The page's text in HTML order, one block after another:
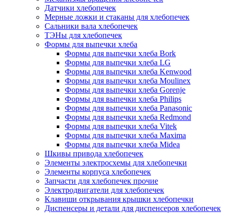
Датчики хлебопечек
Мерные ложки и стаканы для хлебопечек
Сальники вала хлебопечек
ТЭНы для хлебопечек
Формы для выпечки хлеба
Формы для выпечки хлеба Bork
Формы для выпечки хлеба LG
Формы для выпечки хлеба Kenwood
Формы для выпечки хлеба Moulinex
Формы для выпечки хлеба Gorenje
Формы для выпечки хлеба Philips
Формы для выпечки хлеба Panasonic
Формы для выпечки хлеба Redmond
Формы для выпечки хлеба Vitek
Формы для выпечки хлеба Maxima
Формы для выпечки хлеба Midea
Шкивы привода хлебопечек
Элементы электросхемы для хлебопечки
Элементы корпуса хлебопечек
Запчасти для хлебопечек прочие
Электродвигатели для хлебопечек
Клавиши открывания крышки хлебопечки
Диспенсеры и детали для диспенсеров хлебопечек